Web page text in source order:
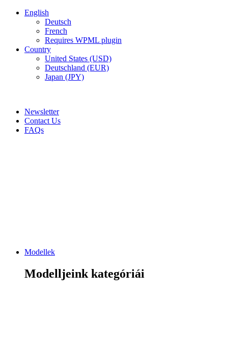
English
Deutsch
French
Requires WPML plugin
Country
United States (USD)
Deutschland (EUR)
Japan (JPY)
Newsletter
Contact Us
FAQs
Modellek
Modelljeink kategóriái